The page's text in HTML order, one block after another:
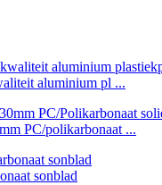
aluminium pl ...
PC/polikarbonaat ...
sonblad